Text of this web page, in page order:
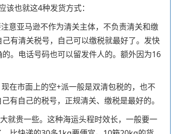
也就这4种发货方式：
意亚马逊不作为清关主体，不负责清关和缴
有清关税号，自己可以缴税就最好了。发快
。电话号码也可以留发件人的。额外因为16
在市面上的空+派一般是双清包税的，也不
有自己的税号，正规清关、缴税是最好的。
就贵一些。这种海运头程时效长，一般要一